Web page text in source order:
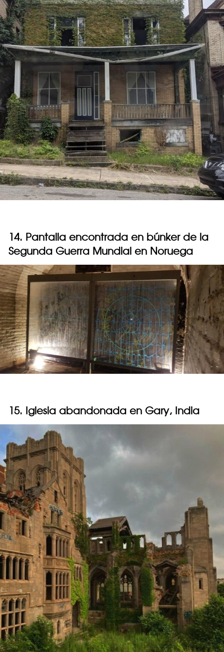
14. Pantalla encontrada en búnker de la
Segunda Guerra Mundial en Noruega
15. Iglesia abandonada en Gary, India